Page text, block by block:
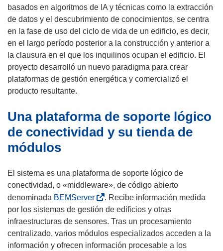
i
r
á
e
n
u
n
u
v
e
n
t
a
n
a
)
basados en algoritmos de IA y técnicas como la extracción
de datos y el descubrimiento de conocimientos, se centra
en la fase de uso del ciclo de vida de un edificio, es decir,
en el largo período posterior a la construcción y anterior a
la clausura en el que los inquilinos ocupan el edificio. El
proyecto desarrolló un nuevo paradigma para crear
plataformas de gestión energética y comercializó el
producto resultante.
Una plataforma de soporte lógico
de conectividad y su tienda de
módulos
El sistema es una plataforma de soporte lógico de
conectividad, o «middleware», de código abierto
denominada BEMServer(
s
e
a
b
. Recibe información medida
por los sistemas de gestión de edificios y otras
infraestructuras de sensores. Tras un procesamiento
centralizado, varios módulos especializados acceden a la
información y ofrecen información procesable a los